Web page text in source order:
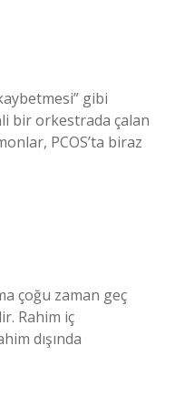
gibi
bir orkestrada çalan
PCOS’ta biraz
çoğu zaman geç
Rahim iç
dışında